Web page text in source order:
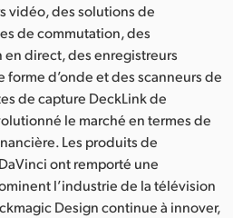
vidéo, des solutions de
de commutation, des
direct, des enregistreurs
d’onde et des scanneurs de
de capture DeckLink de
le marché en termes de
Les produits de
ont remporté une
l’industrie de la télévision
Design continue à innover,